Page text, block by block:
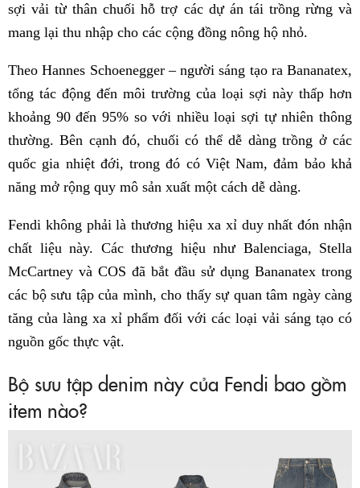
sợi vải từ thân chuối hỗ trợ các dự án tái trồng rừng và
mang lại thu nhập cho các cộng đồng nông hộ nhỏ.
Theo Hannes Schoenegger – người sáng tạo ra Bananatex,
tổng tác động đến môi trường của loại sợi này thấp hơn
khoảng 90 đến 95% so với nhiều loại sợi tự nhiên thông
thường. Bên cạnh đó, chuối có thể dễ dàng trồng ở các
quốc gia nhiệt đới, trong đó có Việt Nam, đảm bảo khả
năng mở rộng quy mô sản xuất một cách dễ dàng.
Fendi không phải là thương hiệu xa xỉ duy nhất đón nhận
chất liệu này. Các thương hiệu như Balenciaga, Stella
McCartney và COS đã bắt đầu sử dụng Bananatex trong
các bộ sưu tập của mình, cho thấy sự quan tâm ngày càng
tăng của làng xa xỉ phẩm đối với các loại vải sáng tạo có
nguồn gốc thực vật.
Bộ sưu tập denim này của Fendi bao gồm
item nào?